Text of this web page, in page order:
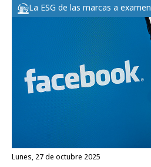
La ESG de las marcas a examen
lunes, 27 de octubre 2025